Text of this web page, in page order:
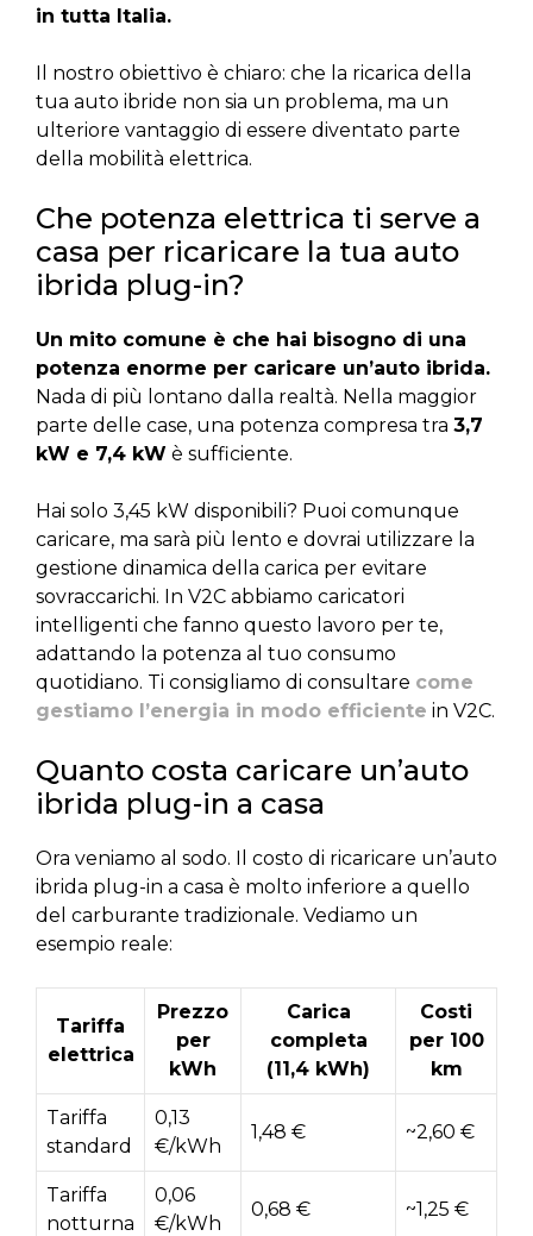
in tutta Italia.
Il nostro obiettivo è chiaro: che la ricarica della
tua auto ibride non sia un problema, ma un
ulteriore vantaggio di essere diventato parte
della mobilità elettrica.
Che potenza elettrica ti serve a
casa per ricaricare la tua auto
ibrida plug-in?
Un mito comune è che hai bisogno di una
potenza enorme per caricare un’auto ibrida.
Nada di più lontano dalla realtà. Nella maggior
parte delle case, una potenza compresa tra 3,7
kW e 7,4 kW è sufficiente.
Hai solo 3,45 kW disponibili? Puoi comunque
caricare, ma sarà più lento e dovrai utilizzare la
gestione dinamica della carica per evitare
sovraccarichi. In V2C abbiamo caricatori
intelligenti che fanno questo lavoro per te,
adattando la potenza al tuo consumo
quotidiano. Ti consigliamo di consultare come
gestiamo l’energia in modo efficiente in V2C.
Quanto costa caricare un’auto
ibrida plug-in a casa
Ora veniamo al sodo. Il costo di ricaricare un’auto
ibrida plug-in a casa è molto inferiore a quello
del carburante tradizionale. Vediamo un
esempio reale:
Tariffa
elettrica
Prezzo
per
kWh
Carica
completa
(11,4 kWh)
Costi
per 100
km
Tariffa
standard
0,13
€/kWh
1,48 € ~2,60 €
Tariffa
notturna
0,06
€/kWh
0,68 € ~1,25 €